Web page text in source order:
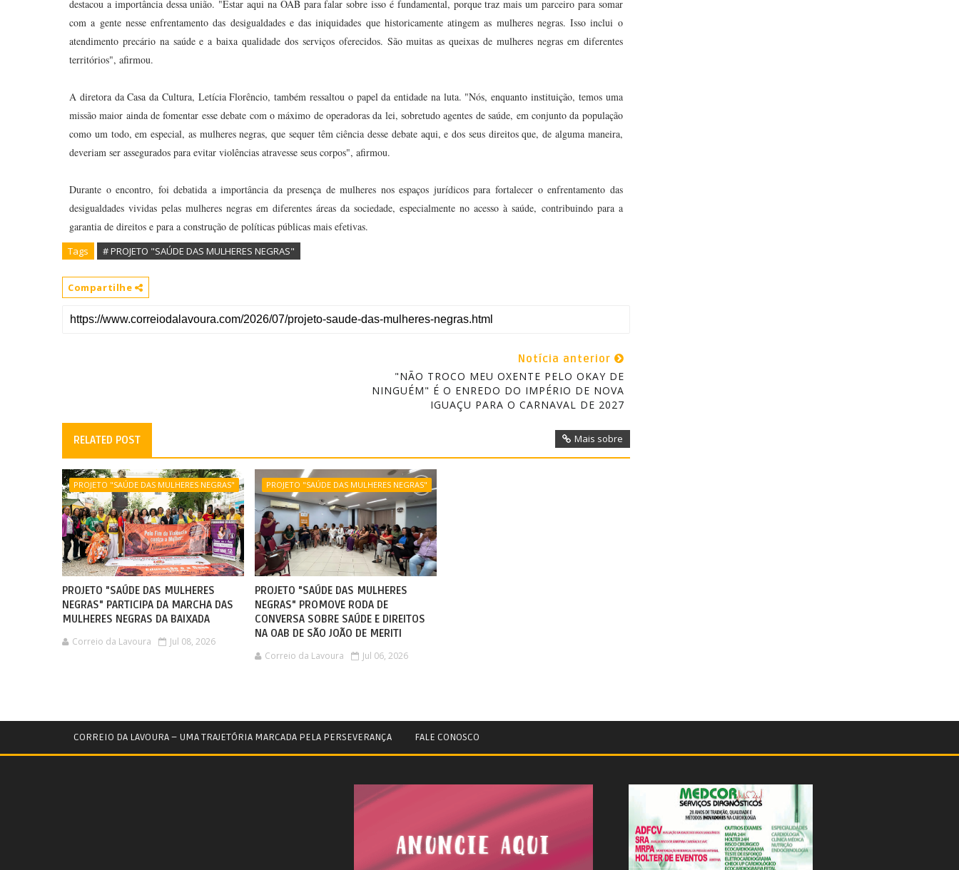
destacou a importância dessa união. "Estar aqui na OAB para falar sobre isso é fundamental, porque traz mais um parceiro para somar
com a gente nesse enfrentamento das desigualdades e das iniquidades que historicamente atingem as mulheres negras. Isso inclui o
atendimento precário na saúde e a baixa qualidade dos serviços oferecidos. São muitas as queixas de mulheres negras em diferentes
territórios", afirmou.
A diretora da Casa da Cultura, Letícia Florêncio, também ressaltou o papel da entidade na luta. "Nós, enquanto instituição, temos uma
missão maior ainda de fomentar esse debate com o máximo de operadoras da lei, sobretudo agentes de saúde, em conjunto da população
como um todo, em especial, as mulheres negras, que sequer têm ciência desse debate aqui, e dos seus direitos que, de alguma maneira,
deveriam ser assegurados para evitar violências atravesse seus corpos", afirmou.
Durante o encontro, foi debatida a importância da presença de mulheres nos espaços jurídicos para fortalecer o enfrentamento das
desigualdades vividas pelas mulheres negras em diferentes áreas da sociedade, especialmente no acesso à saúde, contribuindo para a
garantia de direitos e para a construção de políticas públicas mais efetivas.
Tags # PROJETO "SAÚDE DAS MULHERES NEGRAS"
Compartilhe
Notícia anterior
"NÃO TROCO MEU OXENTE PELO OKAY DE
NINGUÉM" É O ENREDO DO IMPÉRIO DE NOVA
IGUAÇU PARA O CARNAVAL DE 2027
RELATED POST Mais sobre
PROJETO "SAÚDE DAS MULHERES NEGRAS"
PROJETO "SAÚDE DAS MULHERES
NEGRAS" PARTICIPA DA MARCHA DAS
MULHERES NEGRAS DA BAIXADA
Correio da Lavoura Jul 08, 2026
PROJETO "SAÚDE DAS MULHERES NEGRAS"
PROJETO "SAÚDE DAS MULHERES
NEGRAS" PROMOVE RODA DE
CONVERSA SOBRE SAÚDE E DIREITOS
NA OAB DE SÃO JOÃO DE MERITI
Correio da Lavoura Jul 06, 2026
CORREIO DA LAVOURA – UMA TRAJETÓRIA MARCADA PELA PERSEVERANÇA FALE CONOSCO